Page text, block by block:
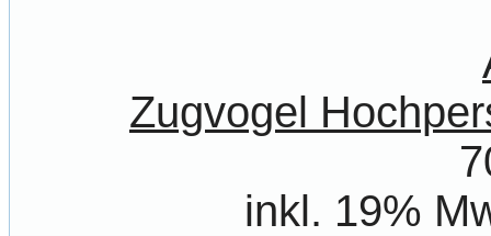
Zugvogel
inkl. 19%